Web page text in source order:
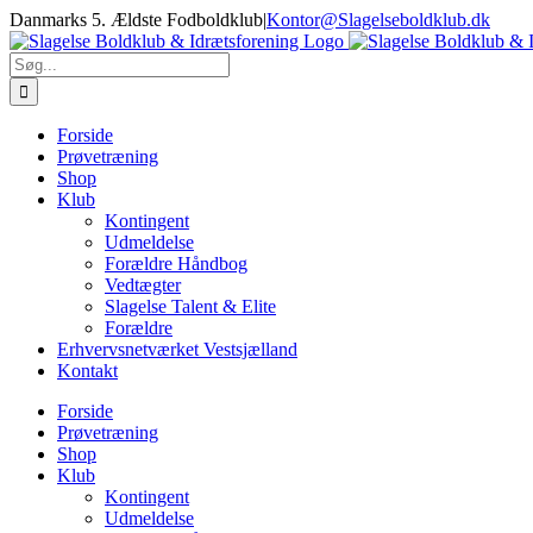
Skip
to
content
Danmarks 5. Ældste Fodboldklub|Kontor@Slagelseboldklub.dk
Søg
efter:
Forside
Prøvetræning
Shop
Klub
Kontingent
Udmeldelse
Forældre Håndbog
Vedtægter
Slagelse Talent & Elite
Forældre
Erhvervsnetværket Vestsjælland
Kontakt
Forside
Prøvetræning
Shop
Klub
Kontingent
Udmeldelse